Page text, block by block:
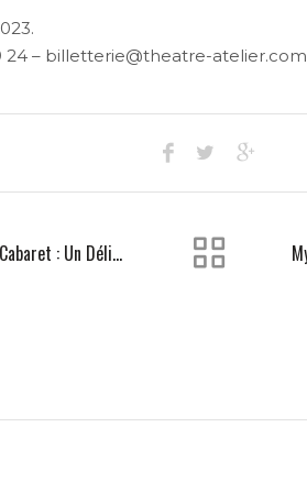
24 – billetterie@theatre-atelier.com
Notre Petit Cabaret : Un Délicieux Terrain De Jeu